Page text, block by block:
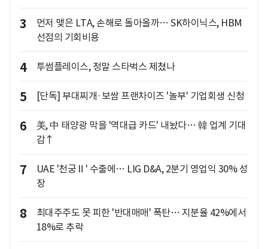
3
먼저 맺은 LTA, 손해로 돌아올까… SK하이닉스, HBM
선점의 기회비용
4 투썸플레이스, 정말 스타벅스 제쳤나
5 [단독] 부대찌개·보쌈 프랜차이즈 '놀부' 기업회생 신청
6
美, 中 태양광 막을 '역대급 카드' 내놨다… 韓 업계 기대
감↑
7
UAE '천궁Ⅱ' 수출에… LIG D&A, 2분기 영업익 30% 성
장
8
최대주주도 못 피한 '반대매매' 폭탄… 지분율 42%에서
18%로 추락